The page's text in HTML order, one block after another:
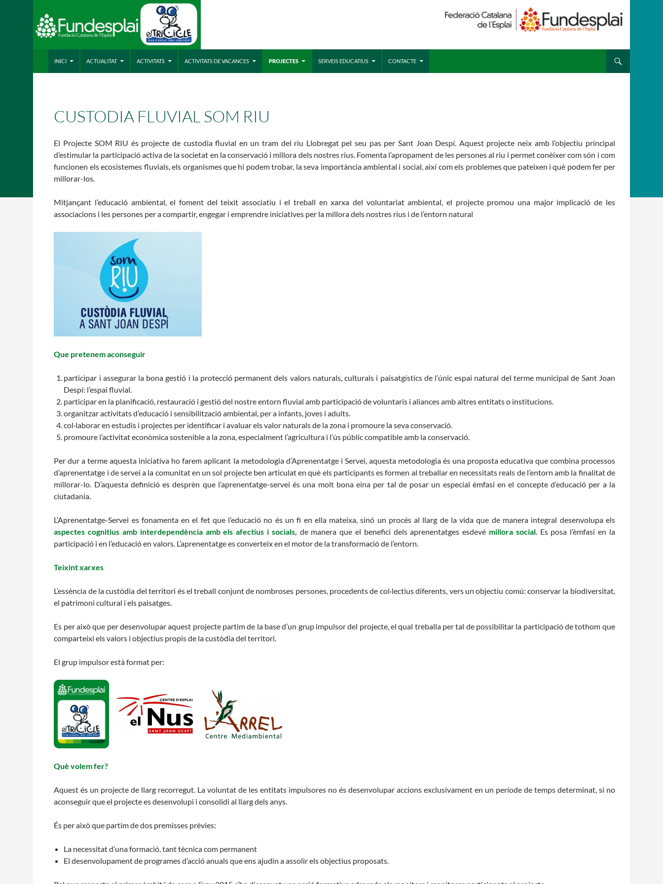
INICI
ACTUALITAT ACTIVITATS ACTIVITATS DE VACANCES PROJECTES SERVEIS EDUCATIUS CONTACTE
CUSTODIA FLUVIAL SOM RIU
El Projecte SOM RIU és projecte de custodia fluvial en un tram del riu Llobregat pel seu pas per Sant Joan Despí. Aquest projecte neix amb l’objectiu principal
d’estimular la participació activa de la societat en la conservació i millora dels nostres rius. Fomenta l’apropament de les persones al riu i permet conèixer com són i com
funcionen els ecosistemes fluvials, els organismes que hi podem trobar, la seva importància ambiental i social, així com els problemes que pateixen i què podem fer per
millorar-los.
Mitjançant l’educació ambiental, el foment del teixit associatiu i el treball en xarxa del voluntariat ambiental, el projecte promou una major implicació de les
associacions i les persones per a compartir, engegar i emprendre iniciatives per la millora dels nostres rius i de l’entorn natural
Que pretenem aconseguir
participar i assegurar la bona gestió i la protecció permanent dels valors naturals, culturals i paisatgístics de l’únic espai natural del terme municipal de Sant Joan
Despí: l’espai fluvial.
participar en la planificació, restauració i gestió del nostre entorn fluvial amb participació de voluntaris i aliances amb altres entitats o institucions.
organitzar activitats d’educació i sensibilització ambiental, per a infants, joves i adults.
col·laborar en estudis i projectes per identificar i avaluar els valor naturals de la zona i promoure la seva conservació.
promoure l’activitat econòmica sostenible a la zona, especialment l’agricultura i l’ús públic compatible amb la conservació.
Per dur a terme aquesta iniciativa ho farem aplicant la metodologia d’Aprenentatge i Servei, aquesta metodologia és una proposta educativa que combina processos
d’aprenentatge i de servei a la comunitat en un sol projecte ben articulat en què els participants es formen al treballar en necessitats reals de l’entorn amb la finalitat de
millorar-lo. D’aquesta definició es desprèn que l’aprenentatge-servei és una molt bona eina per tal de posar un especial èmfasi en el concepte d’educació per a la
ciutadania.
L’Aprenentatge-Servei es fonamenta en el fet que l’educació no és un fi en ella mateixa, sinó un procés al llarg de la vida que de manera integral desenvolupa els
aspectes cognitius amb interdependència amb els afectius i socials, de manera que el benefici dels aprenentatges esdevé millora social. Es posa l’èmfasi en la
participació i en l’educació en valors. L’aprenentatge es converteix en el motor de la transformació de l’entorn.
Teixint xarxes
L’essència de la custòdia del territori és el treball conjunt de nombroses persones, procedents de col·lectius diferents, vers un objectiu comú: conservar la biodiversitat,
el patrimoni cultural i els paisatges.
Es per això que per desenvolupar aquest projecte partim de la base d’un grup impulsor del projecte, el qual treballa per tal de possibilitar la participació de tothom que
comparteixi els valors i objectius propis de la custòdia del territori.
El grup impulsor està format per:
Què volem fer?
Aquest és un projecte de llarg recorregut. La voluntat de les entitats impulsores no és desenvolupar accions exclusivament en un període de temps determinat, si no
aconseguir que el projecte es desenvolupi i consolidi al llarg dels anys.
És per això que partim de dos premisses prèvies:
La necessitat d’una formació, tant tècnica com permanent
El desenvolupament de programes d’acció anuals que ens ajudin a assolir els objectius proposats.
ACTIVITATS D'ESTIU MÓN ESCOLAR ALBERG CENTRE ESPLAI
CASES DE COLÒNIES ACCIÓ SOCIAL I JOVES
CONEIX FUNDESPLAI
La Fundació
ACTUALITAT
Notícies
COL·LABORA